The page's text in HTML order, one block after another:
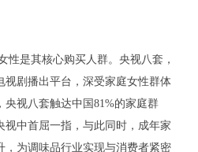
性是其核心购买人群。央视八套，
视剧播出平台，深受家庭女性群体
央视八套触达中国81%的家庭群
视中首屈一指，与此同时，成年家
，为调味品行业实现与消费者紧密